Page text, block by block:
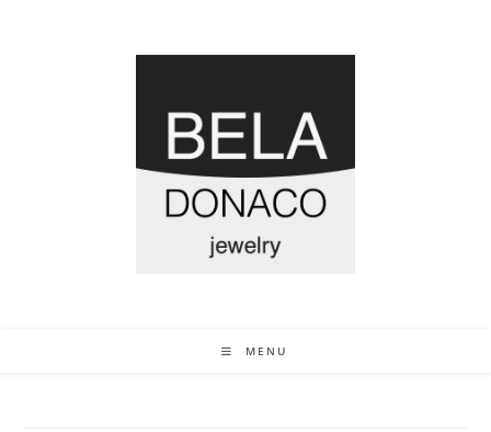
MENU